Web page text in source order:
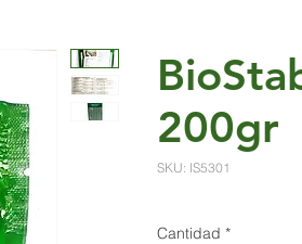
200gr
SKU: IS5301
Cantidad *